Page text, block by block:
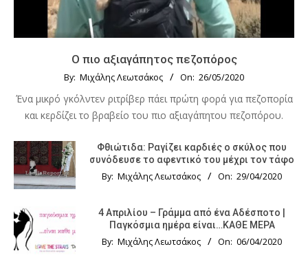
Ο πιο αξιαγάπητος πεζοπόρος
By: Μιχάλης Λεωτσάκος On: 26/05/2020
Ένα μικρό γκόλντεν ριτρίβερ πάει πρώτη φορά για πεζοπορία
και κερδίζει το βραβείο του πιο αξιαγάπητου πεζοπόρου.
Φθιώτιδα: Ραγίζει καρδιές ο σκύλος που
συνόδευσε το αφεντικό του μέχρι τον τάφο
By: Μιχάλης Λεωτσάκος On: 29/04/2020
4 Απριλίου – Γράμμα από ένα Αδέσποτο |
Παγκόσμια ημέρα είναι…ΚΑΘΕ ΜΕΡΑ
By: Μιχάλης Λεωτσάκος On: 06/04/2020